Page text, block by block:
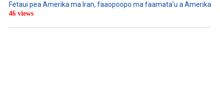
Fetaui pea Amerika ma Iran, faaopoopo ma faamata’u a Amerika
46 views